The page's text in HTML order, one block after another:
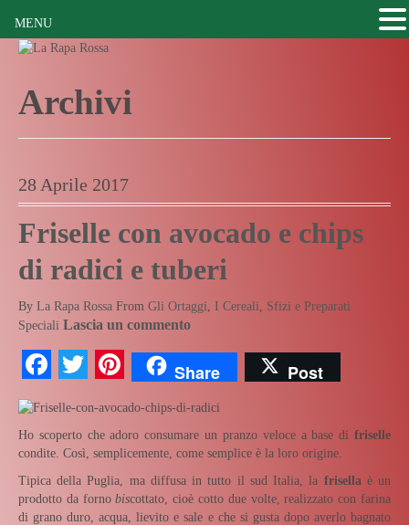
Archivi
28 Aprile 2017
Friselle con avocado e chips
di radici e tuberi
By La Rapa Rossa From Gli Ortaggi, I Cereali, Sfizi e Preparati
Speciali Lascia un commento
Facebook
TwitterPinterest
Share Post
Ho scoperto che adoro consumare un pranzo veloce a base di friselle
condite. Così, semplicemente, come semplice è la loro origine.
Tipica della Puglia, ma diffusa in tutto il sud Italia, la frisella è un
prodotto da fornobiscottato, cioè cotto due volte, realizzato con farina
di grano duro, acqua, lievito e sale e che si gusta dopo averlo bagnato
MENU